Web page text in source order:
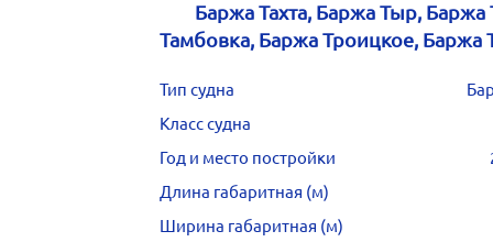
Баржа Тахта, Баржа Тыр, Баржа
Тамбовка, Баржа Троицкое, Баржа
Тип судна
Класс судна
Год и место постройки
Длина габаритная (м)
Ширина габаритная (м)